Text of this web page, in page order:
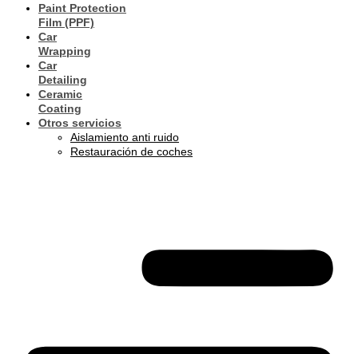
Paint Protection
Film (PPF)
Car
Wrapping
Car
Detailing
Ceramic
Coating
Otros servicios
Aislamiento anti ruido
Restauración de coches